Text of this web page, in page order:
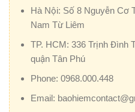
Hà Nội: Số 8 Nguyễn Cơ
Nam Từ Liêm
TP. HCM: 336 Trịnh Đình
quận Tân Phú
Phone: 0968.000.448
Email: